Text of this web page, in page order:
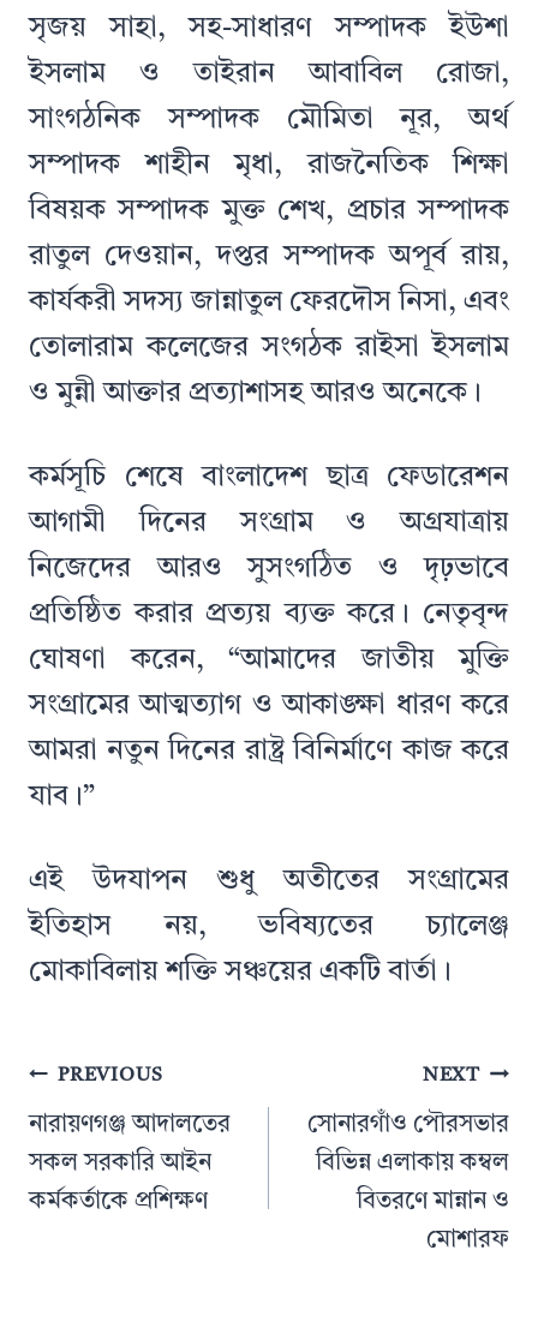
সৃজয় সাহা, সহ-সাধারণ সম্পাদক ইউশা
ইসলাম ও তাইরান আবাবিল রোজা,
সাংগঠনিক সম্পাদক মৌমিতা নূর, অর্থ
সম্পাদক শাহীন মৃধা, রাজনৈতিক শিক্ষা
বিষয়ক সম্পাদক মুক্ত শেখ, প্রচার সম্পাদক
রাতুল দেওয়ান, দপ্তর সম্পাদক অপূর্ব রায়,
কার্যকরী সদস্য জান্নাতুল ফেরদৌস নিসা, এবং
তোলারাম কলেজের সংগঠক রাইসা ইসলাম
ও মুন্নী আক্তার প্রত্যাশাসহ আরও অনেকে।
কর্মসূচি শেষে বাংলাদেশ ছাত্র ফেডারেশন
আগামী দিনের সংগ্রাম ও অগ্রযাত্রায়
নিজেদের আরও সুসংগঠিত ও দৃঢ়ভাবে
প্রতিষ্ঠিত করার প্রত্যয় ব্যক্ত করে। নেতৃবৃন্দ
ঘোষণা করেন, “আমাদের জাতীয় মুক্তি
সংগ্রামের আত্মত্যাগ ও আকাঙ্ক্ষা ধারণ করে
আমরা নতুন দিনের রাষ্ট্র বিনির্মাণে কাজ করে
যাব।”
এই উদযাপন শুধু অতীতের সংগ্রামের
ইতিহাস নয়, ভবিষ্যতের চ্যালেঞ্জ
মোকাবিলায় শক্তি সঞ্চয়ের একটি বার্তা।
PostPREVIOUS
নারায়ণগঞ্জ আদালতের
সকল সরকারি আইন
কর্মকর্তাকে প্রশিক্ষণ
NEXT
সোনারগাঁও পৌরসভার
বিভিন্ন এলাকায় কম্বল
বিতরণে মান্নান ও
মোশারফ